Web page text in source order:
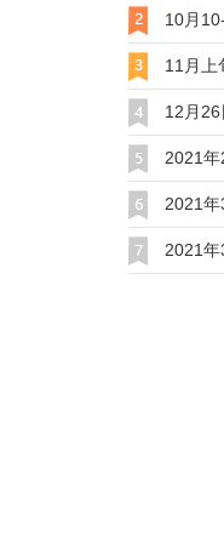
10月
11月上
12月26
2021
2021
2021